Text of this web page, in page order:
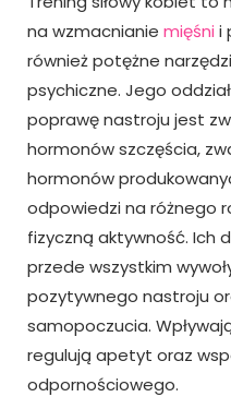
na wzmacnianie mięśni i
również potężne
psychiczne. Jego
poprawę nastroju jest
hormonów szczęścia,
hormonów
odpowiedzi na różnego
fizyczną aktywność. Ich
przede wszystkim
pozytywnego nastroju
samopoczucia.
regulują apetyt oraz
odpornościowego.